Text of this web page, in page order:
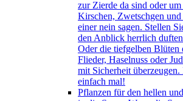
zur Zierde da sind oder
Kirschen, Zwetschgen
einer nein sagen. Stellen
den Anblick herrlich
Oder die tiefgelben Blüten
Flieder, Haselnuss oder
mit Sicherheit überzeugen.
einfach mal!
Pflanzen für den hellen